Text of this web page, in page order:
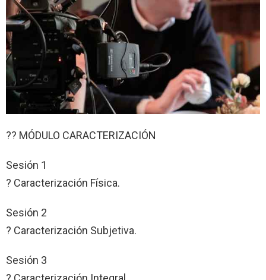
?? MÓDULO CARACTERIZACIÓN
Sesión 1
? Caracterización Física.
Sesión 2
? Caracterización Subjetiva.
Sesión 3